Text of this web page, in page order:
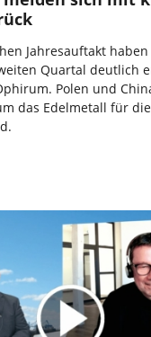
Jahresauftakt
Quartal deutlich
Polen und
das Edelmetall für